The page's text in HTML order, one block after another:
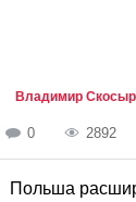
Владимир
0 2892
Польша